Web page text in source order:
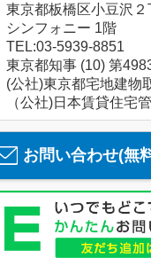
東京都板橋区小豆沢
シンフォニー 1階
TEL:03-5939-8851
東京都知事 (10) 第
(公社)東京都宅地建物
（公社)日本賃貸住宅
お問い合わせ(無